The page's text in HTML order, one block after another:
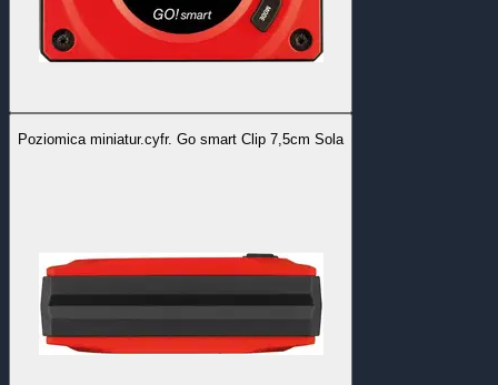
Poziomica miniatur.cyfr. Go smart Clip 7,5cm Sola